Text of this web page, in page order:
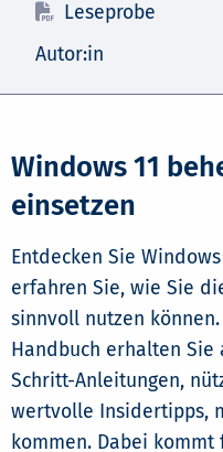
Leseprobe
Autor:in
Windows 11
einsetzen
Entdecken Sie
erfahren Sie, wie Sie
sinnvoll nutzen
Handbuch erhalten
Schritt-Anleitungen,
wertvolle Insidertipps,
kommen. Dabei kommt